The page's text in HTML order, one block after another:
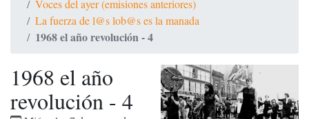
Voces del ayer (emisiones anteriores)
La fuerza de l@s lob@s es la manada
1968 el año revolución - 4
1968 el año
revolución - 4